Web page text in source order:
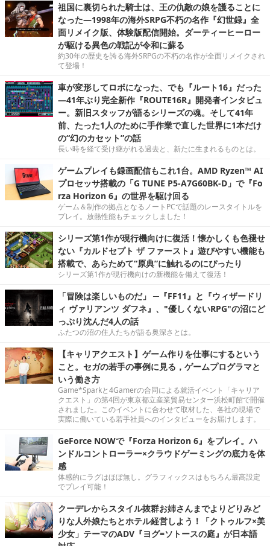
祖国に裏切られた騎士は、王の仇敵の娘を護ることに
なった―1998年の海外SRPG不朽の名作『幻世録』全
面リメイク版、体験版配信開始。ダーティーヒーロー
が駆ける異色の戦記が令和に蘇る
約30年の歴史を誇る海外SRPGの不朽の名作が全面リメイクされ
て登場！
車が変形してロボになった、でも『ルート16』だった
―41年ぶり完全新作『ROUTE16R』開発者インタビュ
ー。新旧スタッフが語るシリーズの魂。そして41年
前、たった1人のために手作業で直した世界に1本だけ
の“幻のカセット”の話
長い時を経て受け継がれる過去と、新たに生まれるものとは。
ゲームプレイも録画配信もこれ1台。AMD Ryzen™ AI
プロセッサ搭載の「G TUNE P5-A7G60BK-D」で『Fo
rza Horizon 6』の世界を駆け回る
ゲーム＆制作の拠点となるノートPCで話題のレースタイトルを
プレイ。放熱性能もチェックしました！
シリーズ第1作が現行機向けに復活！懐かしくも色褪せ
ない『カルドセプト ザ ファースト』遊びやすい機能も
搭載で、あらためて“原典”に触れるのにぴったり
シリーズ第1作が現行機向けの新機能を備えて復活！
「冒険は楽しいものだ」 ─『FF11』と『ウィザードリ
ィ ヴァリアンツ ダフネ』、"優しくないRPG"の沼にど
っぷり沈んだ4人の話
ふたつの沼の住人たちが語る奥深さとは。
【キャリアクエスト】ゲーム作りを仕事にするという
こと。セガの若手の事例に見る，ゲームプログラマと
いう働き方
Game*Sparkと4Gamerの合同による就活イベント「キャリア
クエスト」の第4回が東京都立産業貿易センター浜松町館で開催
されました。このイベントに合わせて取材した、各社の現場で
実際に働いている若手社員へのインタビューをお届けします。
GeForce NOWで『Forza Horizon 6』をプレイ。ハ
ンドルコントローラー×クラウドゲーミングの底力を体
感
体感的にラグはほぼ無し。グラフィックスはもちろん最高設定
でプレイ可能！
クーデレからスタイル抜群お姉さんまでよりどりみど
りな人外娘たちとホテル経営しよう！「クトゥルフ×美
少女」テーマのADV『ヨグ=ソトースの庭』が日本語